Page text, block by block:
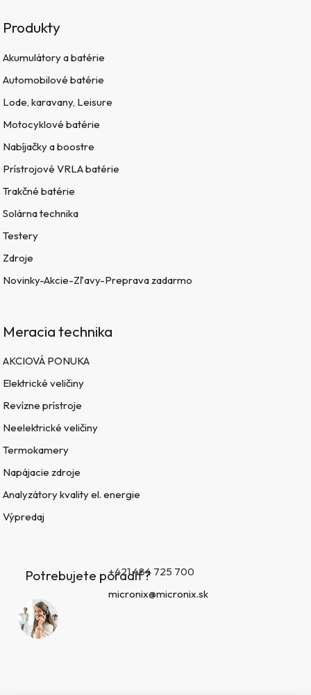
Produkty
Akumulátory a batérie
Automobilové batérie
Lode, karavany, Leisure
Motocyklové batérie
Nabíjačky a boostre
Prístrojové VRLA batérie
Trakčné batérie
Solárna technika
Testery
Zdroje
Novinky-Akcie-Zľavy-Preprava zadarmo
Meracia technika
AKCIOVÁ PONUKA
Elektrické veličiny
Revízne prístroje
Neelektrické veličiny
Termokamery
Napájacie zdroje
Analyzátory kvality el. energie
Výpredaj
Potrebujete poradiť?+421 484 725 700
micronix@micronix.sk